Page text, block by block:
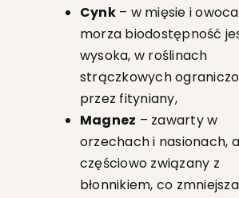
Cynk– w mięsie i
morza biodostępność
wysoka, w roślinach
strączkowych
przez fityniany,
Magnez – zawarty w
orzechach i nasionach,
częściowo związany z
błonnikiem, co zmniejsza